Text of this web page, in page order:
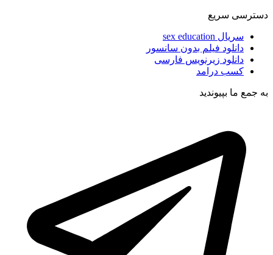
دسترسی سریع
سریال sex education
دانلود فیلم بدون سانسور
دانلود زیرنویس فارسی
کسب درامد
به جمع ما بپیوندید